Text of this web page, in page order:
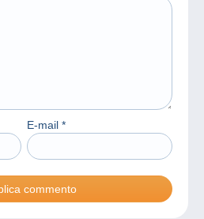
E-mail *